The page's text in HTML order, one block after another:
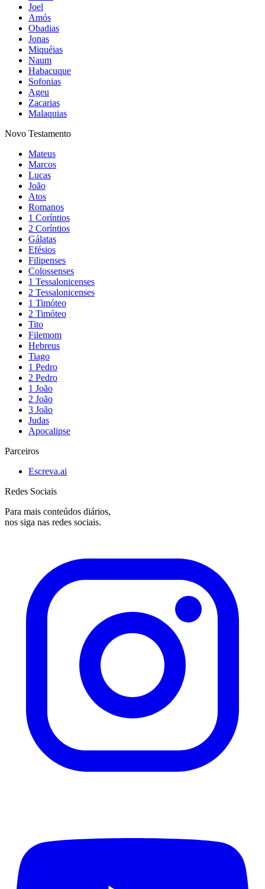
Joel
Amós
Obadias
Jonas
Miquéias
Naum
Habacuque
Sofonias
Ageu
Zacarias
Malaquias
Novo Testamento
Mateus
Marcos
Lucas
João
Atos
Romanos
1 Coríntios
2 Coríntios
Gálatas
Efésios
Filipenses
Colossenses
1 Tessalonicenses
2 Tessalonicenses
1 Timóteo
2 Timóteo
Tito
Filemom
Hebreus
Tiago
1 Pedro
2 Pedro
1 João
2 João
3 João
Judas
Apocalipse
Parceiros
Escreva.ai
Redes Sociais
Para mais conteúdos diários,
nos siga nas redes sociais.